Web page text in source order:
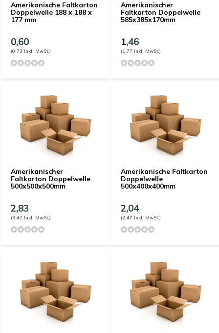
Amerikanische Faltkarton
Doppelwelle 188 x 188 x
177 mm
0,60
(0,73 Inkl. MwSt.)
Amerikanischer
Faltkarton Doppelwelle
585x385x170mm
1,46
(1,77 Inkl. MwSt.)
Amerikanischer
Faltkarton Doppelwelle
500x500x500mm
2,83
(3,42 Inkl. MwSt.)
Amerikanische Faltkarton
Doppelwelle
500x400x400mm
2,04
(2,47 Inkl. MwSt.)